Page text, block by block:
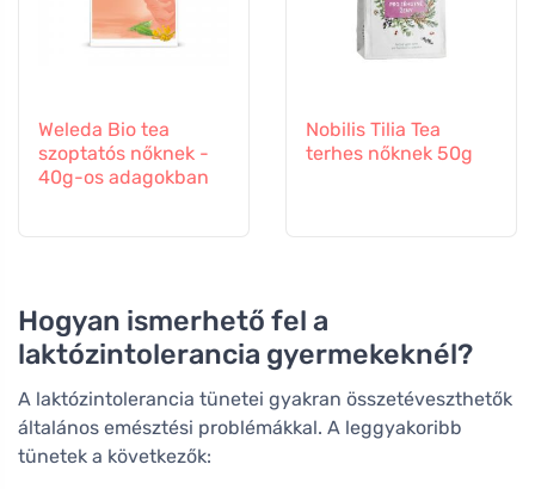
Weleda Bio tea
szoptatós nőknek -
40g-os adagokban
Nobilis Tilia Tea
terhes nőknek 50g
Hogyan ismerhető fel a
laktózintolerancia gyermekeknél?
A laktózintolerancia tünetei gyakran összetéveszthetők
általános emésztési problémákkal. A leggyakoribb
tünetek a következők: